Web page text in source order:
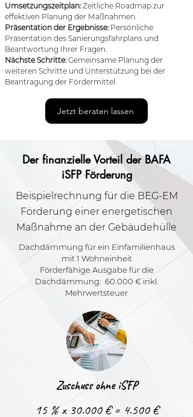
Umsetzungszeitplan:Zeitliche Roadmap zur
effektiven Planung der Maßnahmen.
Präsentation der Ergebnisse:Persönliche
Präsentation des Sanierungsfahrplans und
Beantwortung Ihrer Fragen.
Nächste Schritte:Gemeinsame Planung der
weiteren Schritte und Unterstützung bei der
Beantragung der Fördermittel.
Jetzt beraten lassen
Der finanzielle Vorteil der BAFA
iSFP Förderung
Beispielrechnung für die BEG-EM
Förderung einer energetischen
Maßnahme an der Gebäudehülle
Dachdämmung für ein Einfamilienhaus
mit 1 Wohneinheit
Förderfähige Ausgabe für die
Dachdämmung: 60.000 € inkl.
Mehrwertsteuer
Zuschuss ohne iSFP
15 % x 30.000 € = 4.500 €